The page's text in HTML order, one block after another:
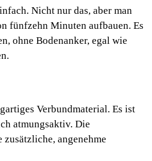
Nicht nur das, aber man
fünfzehn Minuten aufbauen. Es
ohne Bodenanker, egal wie
Verbundmaterial. Es ist
atmungsaktiv. Die
angenehme